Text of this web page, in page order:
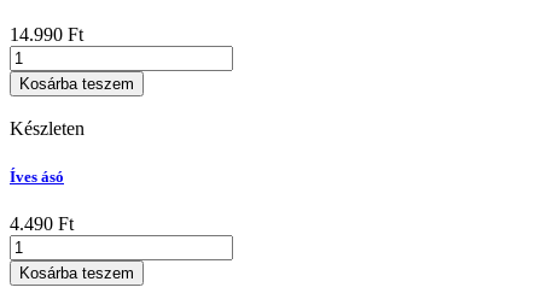
14.990 Ft
Nyomáscsökkentő
mennyiség
Kosárba teszem
Készleten
Íves ásó
4.490 Ft
Íves
ásó
mennyiség
Kosárba teszem